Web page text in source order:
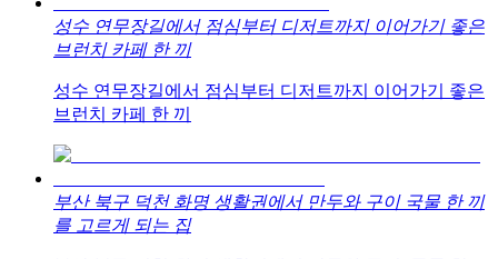
성수 연무장길에서 점심부터 디저트까지 이어가기 좋은
브런치 카페 한 끼
성수 연무장길에서 점심부터 디저트까지 이어가기 좋은
브런치 카페 한 끼
부산 북구 덕천 화명 생활권에서 만두와 구이 국물 한 끼
를 고르게 되는 집